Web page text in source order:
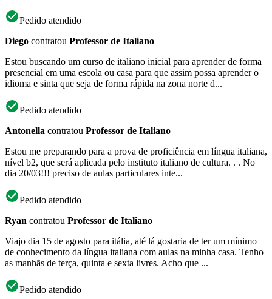
Pedido atendido
Diego contratou Professor de Italiano
Estou buscando um curso de italiano inicial para aprender de forma
presencial em uma escola ou casa para que assim possa aprender o
idioma e sinta que seja de forma rápida na zona norte d...
Pedido atendido
Antonella contratou Professor de Italiano
Estou me preparando para a prova de proficiência em língua italiana,
nível b2, que será aplicada pelo instituto italiano de cultura. . . No
dia 20/03!!! preciso de aulas particulares inte...
Pedido atendido
Ryan contratou Professor de Italiano
Viajo dia 15 de agosto para itália, até lá gostaria de ter um mínimo
de conhecimento da língua italiana com aulas na minha casa. Tenho
as manhãs de terça, quinta e sexta livres. Acho que ...
Pedido atendido